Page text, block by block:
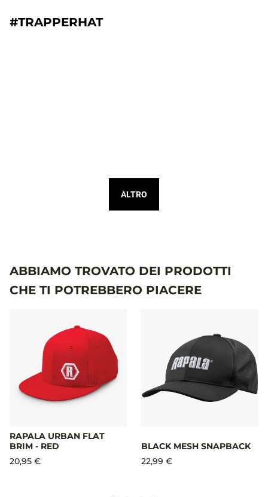
#TRAPPERHAT
ALTRO
ABBIAMO TROVATO DEI PRODOTTI
CHE TI POTREBBERO PIACERE
RAPALA URBAN FLAT
BRIM - RED
20,95 €
BLACK MESH SNAPBACK
22,99 €